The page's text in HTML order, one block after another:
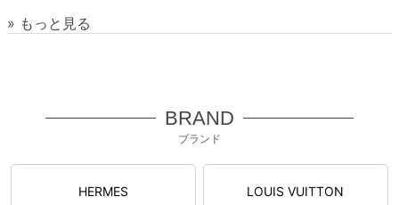
» もっと見る
BRAND
ブランド
HERMES LOUIS VUITTON